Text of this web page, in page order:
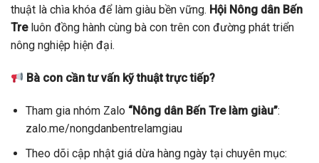
thuật là chìa khóa để làm giàu bền vững. Hội Nông dân Bến
Treluôn đồng hành cùng bà con trên con đường phát triển
nông nghiệp hiện đại.
Bà con cần tư vấn kỹ thuật trực tiếp?
Tham gia nhóm Zalo “Nông dân Bến Tre làm giàu”:
zalo.me/nongdanbentrelamgiau
Theo dõi cập nhật giá dừa hàng ngày tại chuyên mục: